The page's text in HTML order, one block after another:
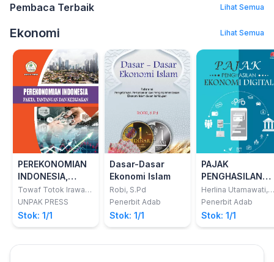
Pembaca Terbaik Lihat Semua
Ekonomi Lihat Semua
PEREKONOMIAN
INDONESIA,
FAKTA,
TANTANGAN DAN
KEBIJAKAN
Towaf Totok Irawan
SE., ME.
UNPAK PRESS
Stok: 1/1
Dasar-Dasar
Ekonomi Islam
Robi, S.Pd
Penerbit Adab
Stok: 1/1
PAJAK
PENGHASILAN
EKONOMI
DIGITAL
Herlina Utamawati,
S.Tr.Ak,dkk
Penerbit Adab
Stok: 1/1